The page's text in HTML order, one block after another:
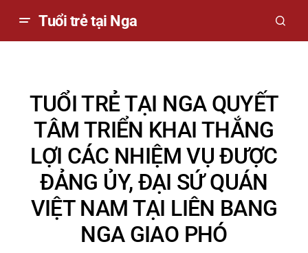
Tuổi trẻ tại Nga
TUỔI TRẺ TẠI NGA QUYẾT
TÂM TRIỂN KHAI THẮNG
LỢI CÁC NHIỆM VỤ ĐƯỢC
ĐẢNG ỦY, ĐẠI SỨ QUÁN
VIỆT NAM TẠI LIÊN BANG
NGA GIAO PHÓ